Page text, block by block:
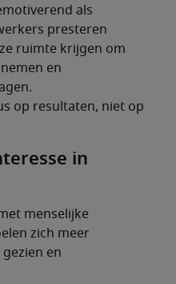
als
presteren
ruimte krijgen om
en
op resultaten, niet op
in
menselijke
zich meer
en